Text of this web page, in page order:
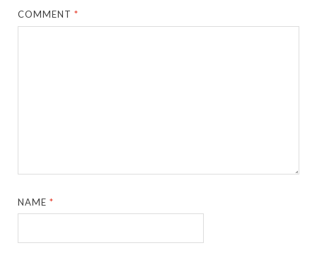
COMMENT*
NAME*